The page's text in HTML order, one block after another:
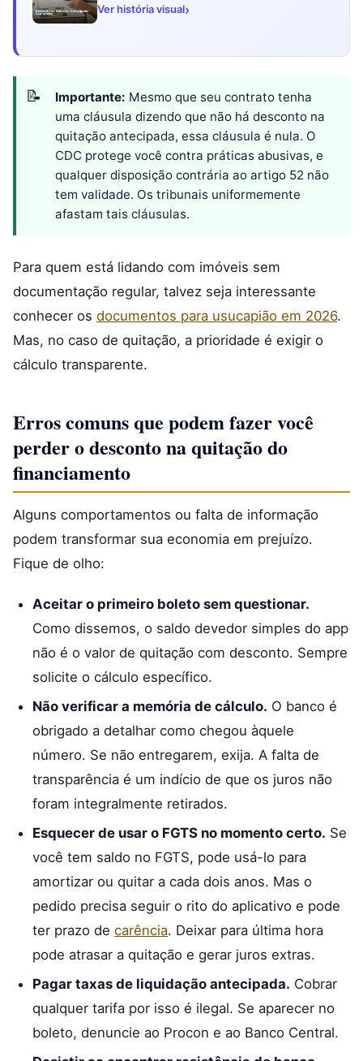
Ver história visual›
Importante: Mesmo que seu contrato tenha
uma cláusula dizendo que não há desconto na
quitação antecipada, essa cláusula é nula. O
CDC protege você contra práticas abusivas, e
qualquer disposição contrária ao artigo 52 não
tem validade. Os tribunais uniformemente
afastam tais cláusulas.
Para quem está lidando com imóveis sem
documentação regular, talvez seja interessante
conhecer os documentos para usucapião em 2026.
Mas, no caso de quitação, a prioridade é exigir o
cálculo transparente.
Erros comuns que podem fazer você
perder o desconto na quitação do
financiamento
Alguns comportamentos ou falta de informação
podem transformar sua economia em prejuízo.
Fique de olho:
Aceitar o primeiro boleto sem questionar.
Como dissemos, o saldo devedor simples do app
não é o valor de quitação com desconto. Sempre
solicite o cálculo específico.
Não verificar a memória de cálculo. O banco é
obrigado a detalhar como chegou àquele
número. Se não entregarem, exija. A falta de
transparência é um indício de que os juros não
foram integralmente retirados.
Esquecer de usar o FGTS no momento certo. Se
você tem saldo no FGTS, pode usá-lo para
amortizar ou quitar a cada dois anos. Mas o
pedido precisa seguir o rito do aplicativo e pode
ter prazo de carência. Deixar para última hora
pode atrasar a quitação e gerar juros extras.
Pagar taxas de liquidação antecipada. Cobrar
qualquer tarifa por isso é ilegal. Se aparecer no
boleto, denuncie ao Procon e ao Banco Central.